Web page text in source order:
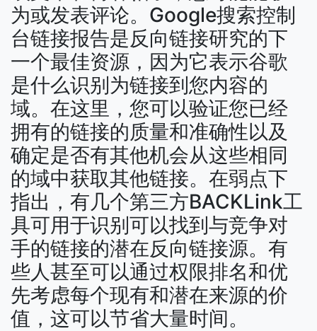
为或发表评论。Google搜索控制
台链接报告是反向链接研究的下
一个最佳资源，因为它表示谷歌
是什么识别为链接到您内容的
域。在这里，您可以验证您已经
拥有的链接的质量和准确性以及
确定是否有其他机会从这些相同
的域中获取其他链接。在弱点下
指出，有几个第三方BACKLink工
具可用于识别可以找到与竞争对
手的链接的潜在反向链接源。有
些人甚至可以通过权限排名和优
先考虑每个现有和潜在来源的价
值，这可以节省大量时间。